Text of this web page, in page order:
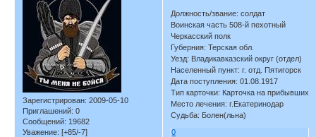
Зарегистрирован: 2009-05-10
Приглашений: 0
Сообщений: 19682
Уважение: [+85/-7]
Должность/звание: солдат
Воинская часть 508-й пехотный
Черкасский полк
Губерния: Терская обл.
Уезд: Владикавказский округ (отдел)
Населенный пункт: г. отд. Пятигорск
Дата поступления: 01.08.1917
Тип карточки: Карточка на прибывших
Место лечения: г.Екатеринодар
Судьба: Болен(льна)
0